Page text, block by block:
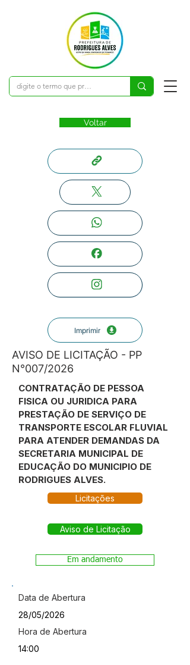
Voltar
Imprimir
AVISO DE LICITAÇÃO - PP
N°007/2026
CONTRATAÇÃO DE PESSOA
FISICA OU JURIDICA PARA
PRESTAÇÃO DE SERVIÇO DE
TRANSPORTE ESCOLAR FLUVIAL
PARA ATENDER DEMANDAS DA
SECRETARIA MUNICIPAL DE
EDUCAÇÃO DO MUNICIPIO DE
RODRIGUES ALVES.
Licitações
Aviso de Licitação
Em andamento
Data de Abertura
28/05/2026
Hora de Abertura
14:00